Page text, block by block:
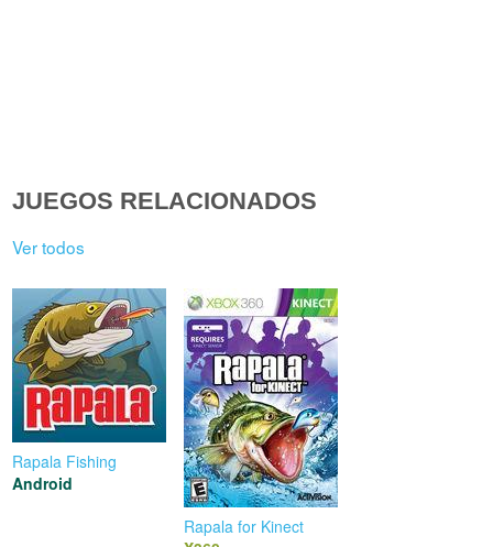
JUEGOS RELACIONADOS
Ver todos
Rapala Fishing
Android
Rapala for Kinect